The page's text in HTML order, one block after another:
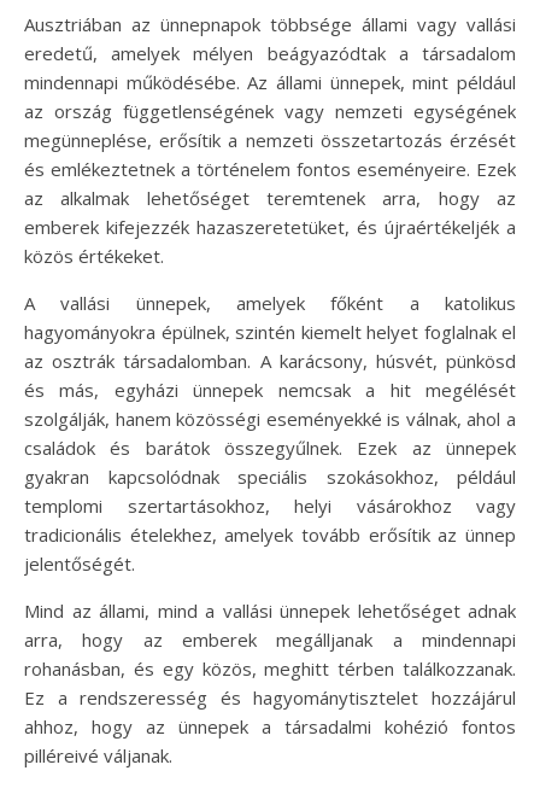
Ausztriában az ünnepnapok többsége állami vagy vallási
eredetű, amelyek mélyen beágyazódtak a társadalom
mindennapi működésébe. Az állami ünnepek, mint például
az ország függetlenségének vagy nemzeti egységének
megünneplése, erősítik a nemzeti összetartozás érzését
és emlékeztetnek a történelem fontos eseményeire. Ezek
az alkalmak lehetőséget teremtenek arra, hogy az
emberek kifejezzék hazaszeretetüket, és újraértékeljék a
közös értékeket.
A vallási ünnepek, amelyek főként a katolikus
hagyományokra épülnek, szintén kiemelt helyet foglalnak el
az osztrák társadalomban. A karácsony, húsvét, pünkösd
és más, egyházi ünnepek nemcsak a hit megélését
szolgálják, hanem közösségi eseményekké is válnak, ahol a
családok és barátok összegyűlnek. Ezek az ünnepek
gyakran kapcsolódnak speciális szokásokhoz, például
templomi szertartásokhoz, helyi vásárokhoz vagy
tradicionális ételekhez, amelyek tovább erősítik az ünnep
jelentőségét.
Mind az állami, mind a vallási ünnepek lehetőséget adnak
arra, hogy az emberek megálljanak a mindennapi
rohanásban, és egy közös, meghitt térben találkozzanak.
Ez a rendszeresség és hagyománytisztelet hozzájárul
ahhoz, hogy az ünnepek a társadalmi kohézió fontos
pilléreivé váljanak.